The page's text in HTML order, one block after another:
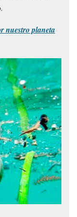
nuestro planeta